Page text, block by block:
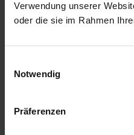
Verwendung unserer
oder die sie im Rahmen
Notwendig
Präferenzen